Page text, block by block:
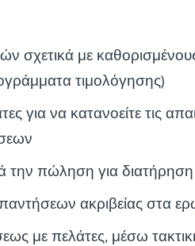
σχετικά με
τιμολόγησης)
για να κατανοείτε τις
την πώληση για
ακριβείας στα
με πελάτες, μέσω